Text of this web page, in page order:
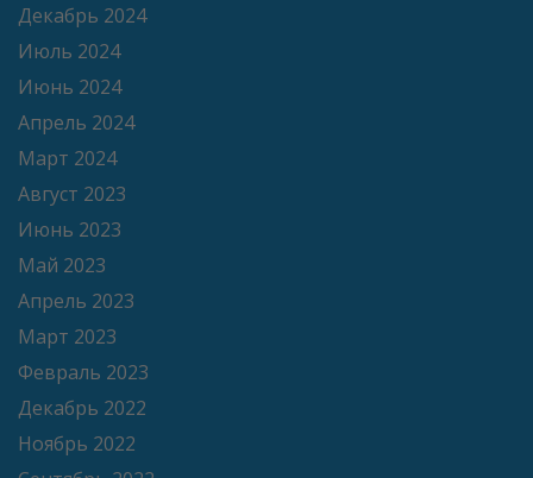
Декабрь 2024
Июль 2024
Июнь 2024
Апрель 2024
Март 2024
Август 2023
Июнь 2023
Май 2023
Апрель 2023
Март 2023
Февраль 2023
Декабрь 2022
Ноябрь 2022